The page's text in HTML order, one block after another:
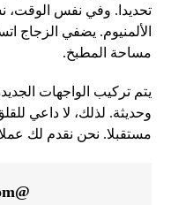
تحديدا. وفي نفس الوقت،
الألمنيوم. يضفي الزجاج
مساحة المطبخ.
يتم تركيب الواجهات
وحديثة. لذلك، لا داعي
مستقبلا. نحن نقدم لك
@alrahmaa.com